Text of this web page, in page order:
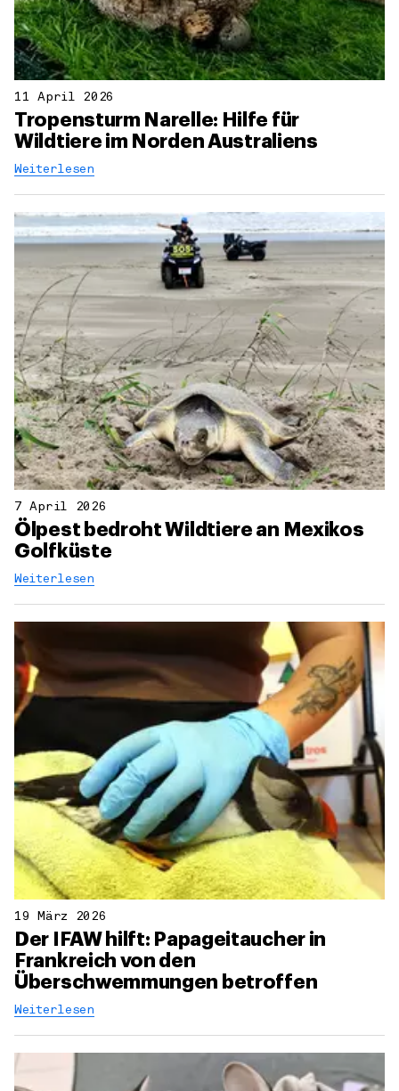
11 April 2026
Tropensturm Narelle: Hilfe für
Wildtiere im Norden Australiens
Weiterlesen
7 April 2026
Ölpest bedroht Wildtiere an Mexikos
Golfküste
Weiterlesen
19 März 2026
Der IFAW hilft: Papageitaucher in
Frankreich von den
Überschwemmungen betroffen
Weiterlesen